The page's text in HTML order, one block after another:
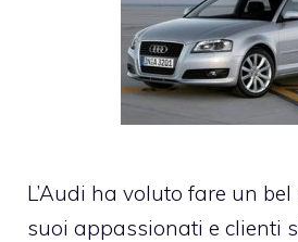
L’Audi ha voluto fare un
suoi appassionati e clienti